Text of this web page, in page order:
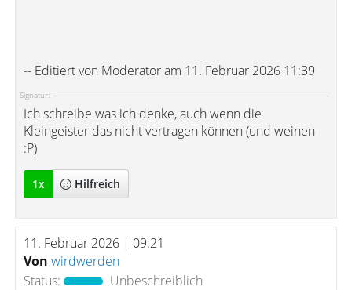
-- Editiert von Moderator am 11. Februar 2026 11:39
Signatur:
Ich schreibe was ich denke, auch wenn die
Kleingeister das nicht vertragen können (und weinen
:P)
1x Hilfreich
11. Februar 2026 | 09:21
Von wirdwerden
Status:
Unbeschreiblich